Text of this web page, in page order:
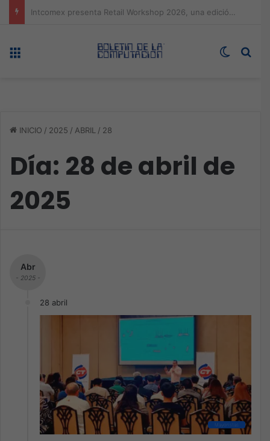
Switch
INICIO / 2025 / ABRIL / 28
Día: 28 de abril de
2025
Abr
- 2025 -
28 abril
Mayoristas